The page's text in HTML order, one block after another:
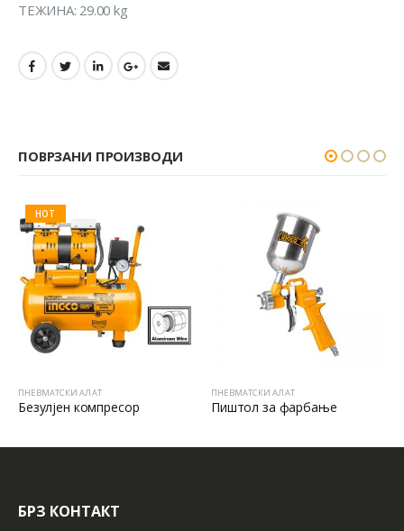
ТЕЖИНА: 29.00 kg
ПОВРЗАНИ ПРОИЗВОДИ
HOT
ПНЕВМАТСКИ АЛАТ
Безулјен компресор
ПНЕВМАТСКИ АЛАТ
Пиштол за фарбање
БРЗ КОНТАКТ